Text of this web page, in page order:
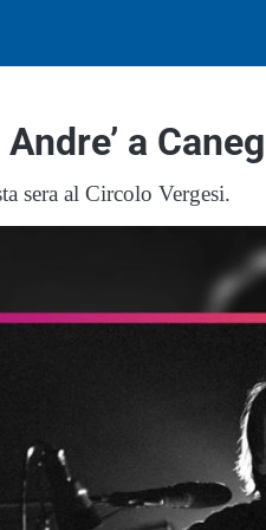
a
sera al Circolo Vergesi.